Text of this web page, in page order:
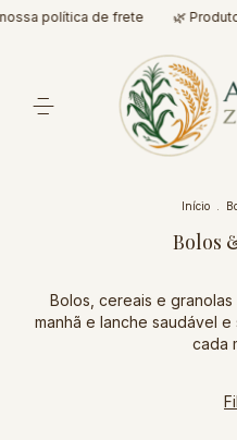
política de frete 🌿
Início .
Bolos
Bolos, cereais e
manhã e lanche saudável
cada